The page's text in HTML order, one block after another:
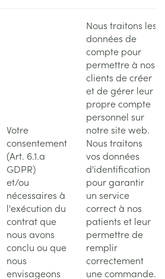
Votre
consentement
(Art. 6.1.a
GDPR)
et/ou
nécessaires à
l'exécution du
contrat que
nous avons
conclu ou que
nous
envisageons
Nous traitons les
données de
compte pour
permettre à nos
clients de créer
et de gérer leur
propre compte
personnel sur
notre site web.
Nous traitons
vos données
d'identification
pour garantir
un service
correct à nos
patients et leur
permettre de
remplir
correctement
une commande.